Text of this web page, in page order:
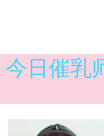
今日催乳